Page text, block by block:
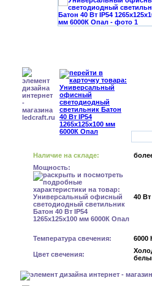
Наличие на складе:
Мощность:
40 Вт
Температура свечения: 6000
Цвет свечения: